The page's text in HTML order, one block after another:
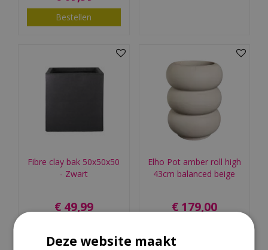
Bestellen
Fibre clay bak 50x50x50
- Zwart
€ 49,99
Elho Pot amber roll high
43cm balanced beige
€ 179,00
Deze website maakt